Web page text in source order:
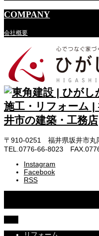
COMPANY
会社概要
〒910-0251 福井県坂井市丸
TEL.0776-66-8023
Instagram
Facebook
RSS
リフォーム